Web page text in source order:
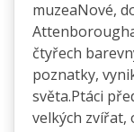
muzeaNové,
čtyřech
poznatky,
světa.Ptáci
velkých zvířat,